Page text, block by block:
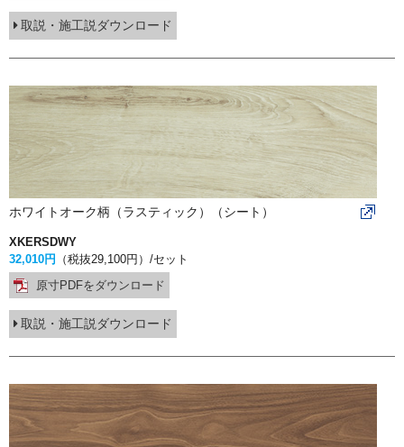
取説・施工説ダウンロード
ホワイトオーク柄（ラスティック）（シート）
XKERSDWY
32,010円
（税抜29,100円） /セット
原寸PDFをダウンロード
取説・施工説ダウンロード